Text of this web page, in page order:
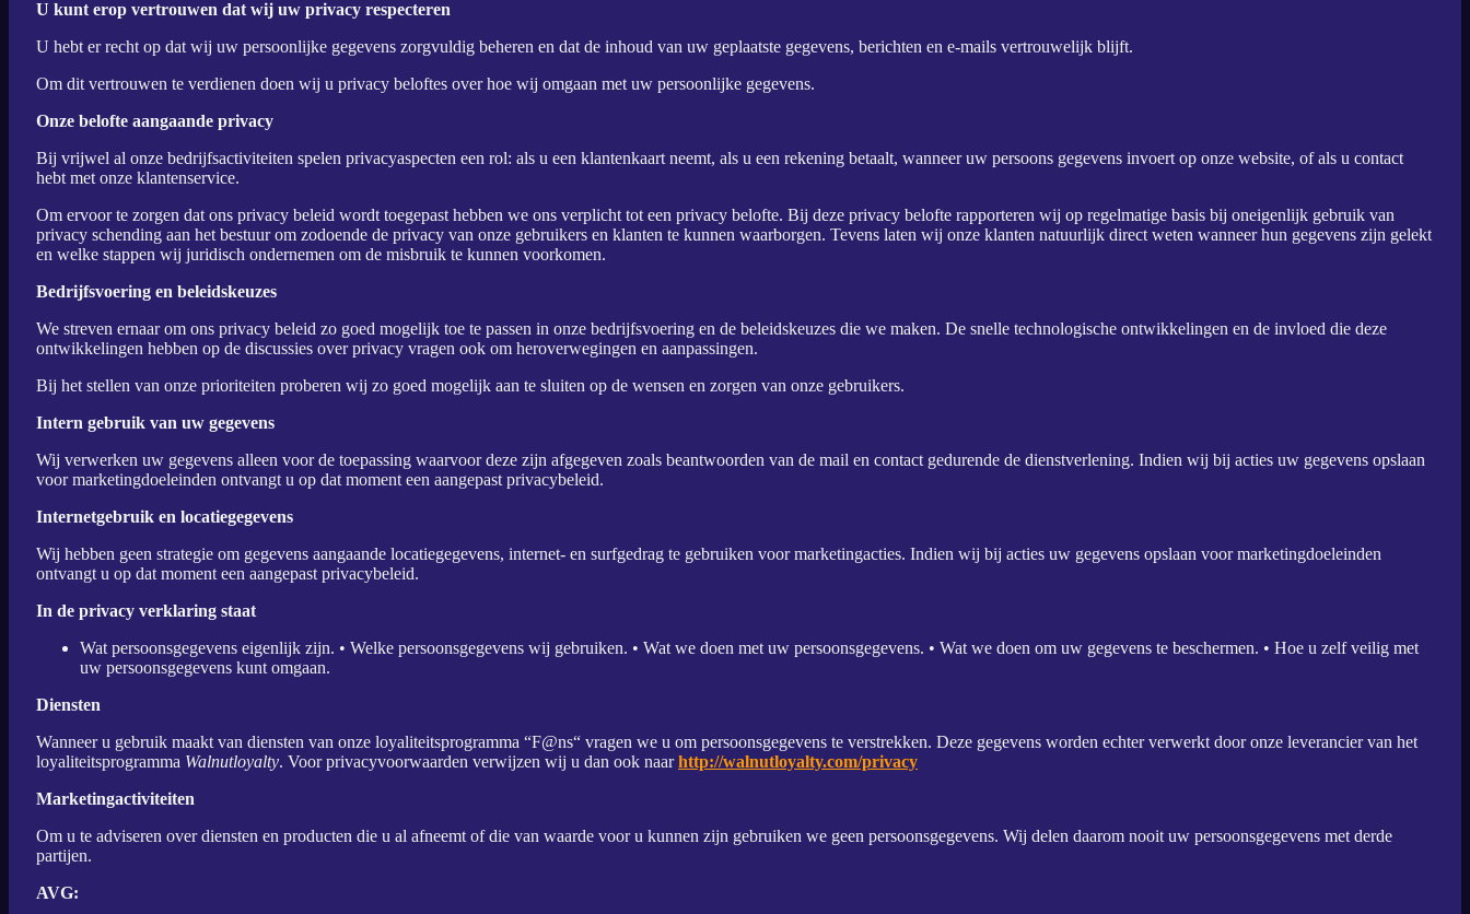
U kunt erop vertrouwen dat wij uw privacy respecteren
U hebt er recht op dat wij uw persoonlijke gegevens zorgvuldig beheren en dat de inhoud van uw geplaatste gegevens, berichten en e-mails vertrouwelijk blijft.
Om dit vertrouwen te verdienen doen wij u privacy beloftes over hoe wij omgaan met uw persoonlijke gegevens.
Onze belofte aangaande privacy
Bij vrijwel al onze bedrijfsactiviteiten spelen privacyaspecten een rol: als u een klantenkaart neemt, als u een rekening betaalt, wanneer uw persoons gegevens invoert op onze website, of als u contact
hebt met onze klantenservice.
Om ervoor te zorgen dat ons privacy beleid wordt toegepast hebben we ons verplicht tot een privacy belofte. Bij deze privacy belofte rapporteren wij op regelmatige basis bij oneigenlijk gebruik van
privacy schending aan het bestuur om zodoende de privacy van onze gebruikers en klanten te kunnen waarborgen. Tevens laten wij onze klanten natuurlijk direct weten wanneer hun gegevens zijn gelekt
en welke stappen wij juridisch ondernemen om de misbruik te kunnen voorkomen.
Bedrijfsvoering en beleidskeuzes
We streven ernaar om ons privacy beleid zo goed mogelijk toe te passen in onze bedrijfsvoering en de beleidskeuzes die we maken. De snelle technologische ontwikkelingen en de invloed die deze
ontwikkelingen hebben op de discussies over privacy vragen ook om heroverwegingen en aanpassingen.
Bij het stellen van onze prioriteiten proberen wij zo goed mogelijk aan te sluiten op de wensen en zorgen van onze gebruikers.
Intern gebruik van uw gegevens
Wij verwerken uw gegevens alleen voor de toepassing waarvoor deze zijn afgegeven zoals beantwoorden van de mail en contact gedurende de dienstverlening. Indien wij bij acties uw gegevens opslaan
voor marketingdoeleinden ontvangt u op dat moment een aangepast privacybeleid.
Internetgebruik en locatiegegevens
Wij hebben geen strategie om gegevens aangaande locatiegegevens, internet- en surfgedrag te gebruiken voor marketingacties. Indien wij bij acties uw gegevens opslaan voor marketingdoeleinden
ontvangt u op dat moment een aangepast privacybeleid.
In de privacy verklaring staat
Wat persoonsgegevens eigenlijk zijn. • Welke persoonsgegevens wij gebruiken. • Wat we doen met uw persoonsgegevens. • Wat we doen om uw gegevens te beschermen. • Hoe u zelf veilig met
uw persoonsgegevens kunt omgaan.
Diensten
Wanneer u gebruik maakt van diensten van onze loyaliteitsprogramma “F@ns“ vragen we u om persoonsgegevens te verstrekken. Deze gegevens worden echter verwerkt door onze leverancier van het
loyaliteitsprogramma Walnutloyalty. Voor privacyvoorwaarden verwijzen wij u dan ook naarhttp://walnutloyalty.com/privacy
Marketingactiviteiten
Om u te adviseren over diensten en producten die u al afneemt of die van waarde voor u kunnen zijn gebruiken we geen persoonsgegevens. Wij delen daarom nooit uw persoonsgegevens met derde
partijen.
AVG: